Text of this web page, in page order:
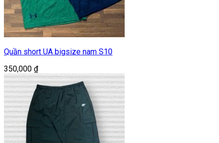
Quần short UA bigsize nam S10
350,000 ₫